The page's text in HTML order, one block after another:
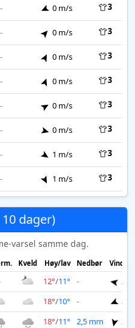
- 0 m/s 3
- 0 m/s 3
- 0 m/s 3
- 0 m/s 3
- 0 m/s 3
- 0 m/s 3
- 1 m/s 3
- 1 m/s 3
dager)
varsel samme dag.
Kveld Høy/lav Nedbør Vind
12°/11° -
2
18°/10° -
3
18°/11° 2,5 mm
3